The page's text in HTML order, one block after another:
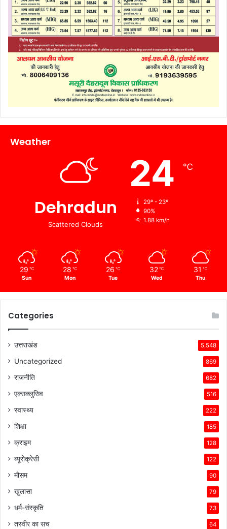
Weather
Dehradun
Scattered Clouds
24 ℃
29º - 23º
90%
1.88 km/h
29 ℃
Sun
28 ℃
Mon
26 ℃
Tue
32 ℃
Wed
31 ℃
Thu
Categories
उत्तराखंड 5,548
Uncategorized 869
राजनीति 682
एक्सक्लुसिव 516
स्वास्थ्य 222
शिक्षा 185
क्राइम 128
ब्यूरोक्रेसी 122
मौसम 90
खुलासा 79
धर्म-संस्कृति 73
तस्वीर का सच 64